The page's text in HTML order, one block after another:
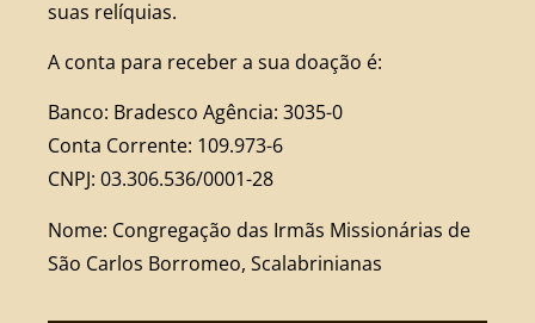
suas relíquias.
A conta para receber a sua doação é:
Banco: Bradesco Agência: 3035-0
Conta Corrente: 109.973-6
CNPJ: 03.306.536/0001-28
Nome: Congregação das Irmãs Missionárias de
São Carlos Borromeo, Scalabrinianas